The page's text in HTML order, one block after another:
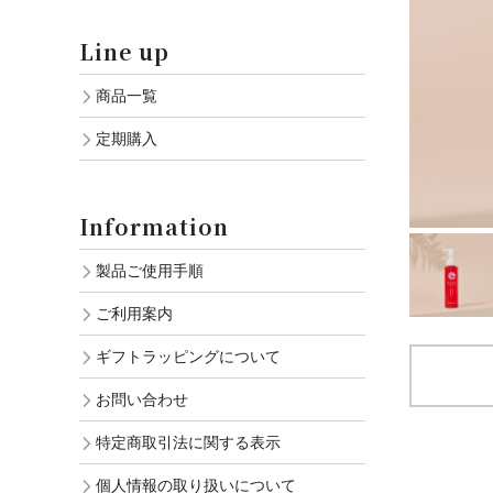
Line up
商品一覧
定期購入
Information
製品ご使用手順
ご利用案内
ギフトラッピングについて
お問い合わせ
特定商取引法に関する表示
個人情報の取り扱いについて